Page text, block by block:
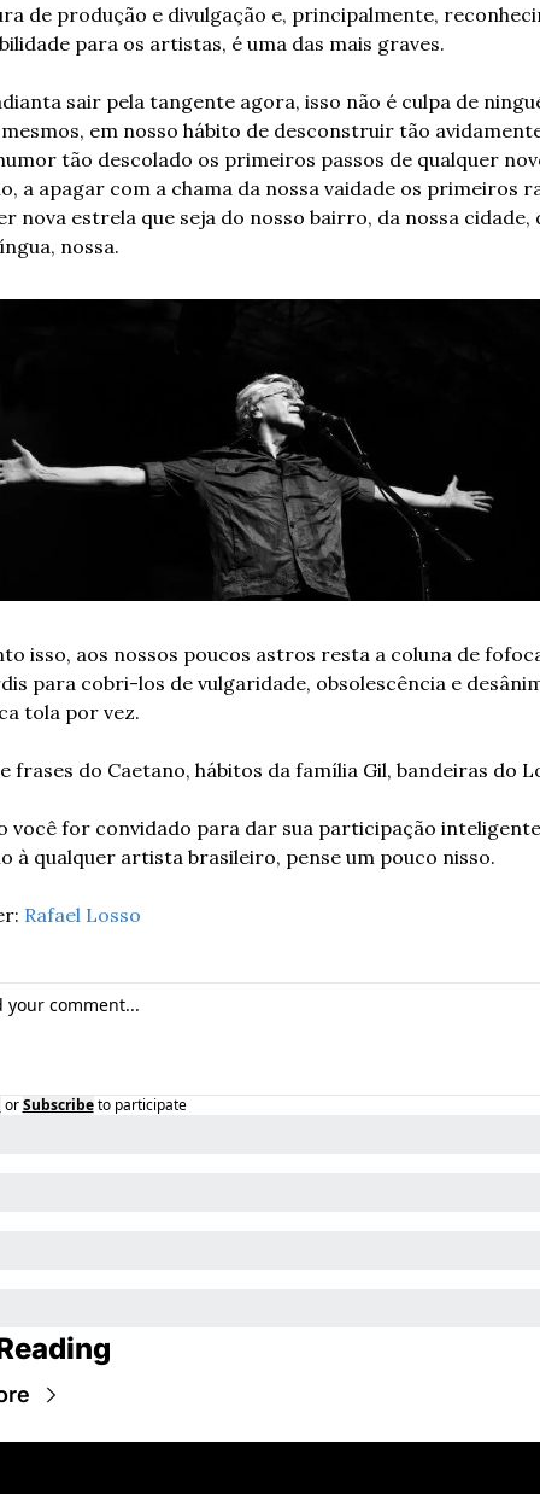
de produção e divulgação e, principalmente,
para os artistas, é uma das mais graves.
sair pela tangente agora, isso não é culpa de
em nosso hábito de desconstruir tão
tão descolado os primeiros passos de qualquer
a apagar com a chama da nossa vaidade os primeiros
nova estrela que seja do nosso bairro, da nossa cidade,
nossa.
isso, aos nossos poucos astros resta a coluna de
para cobri-los de vulgaridade, obsolescência e
tola por vez.
frases do Caetano, hábitos da família Gil, bandeiras do
você for convidado para dar sua participação
à qualquer artista brasileiro, pense um pouco nisso.
Rafael Losso
or Subscribe to participate